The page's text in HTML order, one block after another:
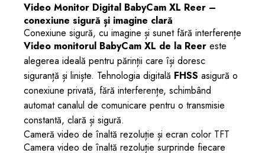
Video Monitor Digital BabyCam XL Reer –
conexiune sigură și imagine clară
Conexiune sigură, cu imagine și sunet fără interferențe
Video monitorul BabyCam XL de la Reer este
alegerea ideală pentru părinții care își doresc
siguranță și liniște. Tehnologia digitală FHSS asigură o
conexiune privată, fără interferențe, schimbând
automat canalul de comunicare pentru o transmisie
constantă, clară și sigură.
Cameră video de înaltă rezoluție și ecran color TFT
Camera video de înaltă rezoluție surprinde fiecare